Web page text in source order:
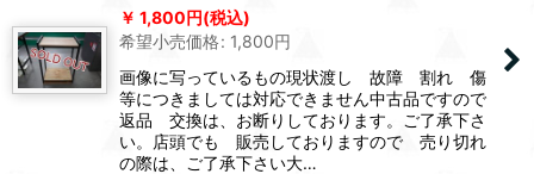
1,800円(税込)
希望小売価格: 1,800円
画像に写っているもの現状渡し 故障 割れ 傷
等につきましては対応できません中古品ですので
返品 交換は、お断りしております。ご了承下さ
い。店頭でも 販売しておりますので 売り切れ
の際は、ご了承下さい大…